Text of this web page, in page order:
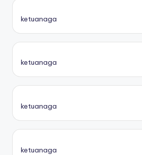
ketuanaga
ketuanaga
ketuanaga
ketuanaga